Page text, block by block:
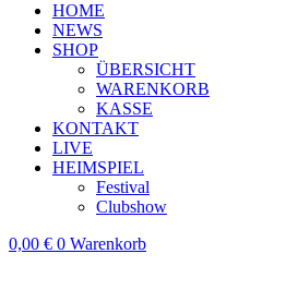
HOME
NEWS
SHOP
ÜBERSICHT
WARENKORB
KASSE
KONTAKT
LIVE
HEIMSPIEL
Festival
Clubshow
0,00 € 0 Warenkorb